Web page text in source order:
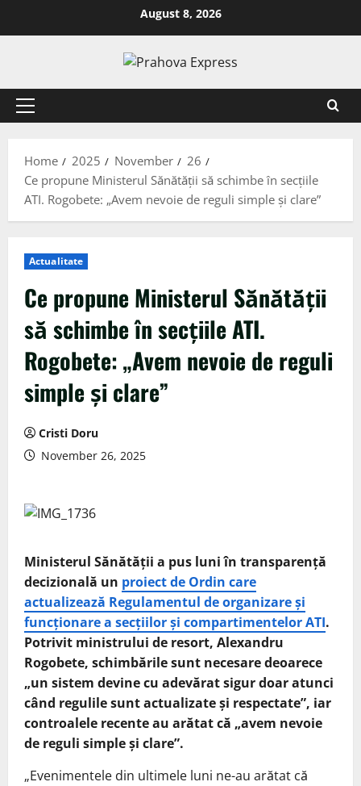
August 8, 2026
Home 2025 November
26
Ce propune Ministerul Sănătății să schimbe în secțiile
ATI. Rogobete: „Avem nevoie de reguli simple și clare”
Actualitate
Ce propune Ministerul Sănătății
să schimbe în secțiile ATI.
Rogobete: „Avem nevoie de reguli
simple și clare”
Cristi Doru
November 26, 2025
Ministerul Sănătății a pus luni în transparență
decizională un proiect de Ordin care
actualizează Regulamentul de organizare și
funcționare a secțiilor și compartimentelor ATI.
Potrivit ministrului de resort, Alexandru
Rogobete, schimbările sunt necesare deoarece
„un sistem devine cu adevărat sigur doar atunci
când regulile sunt actualizate și respectate”, iar
controalele recente au arătat că „avem nevoie
de reguli simple și clare”.
„Evenimentele din ultimele luni ne-au arătat că